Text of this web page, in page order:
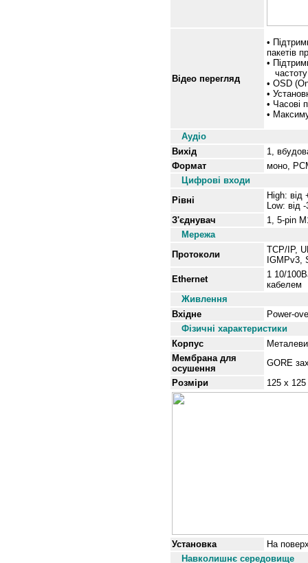
Відео перегляд
•
пакетів
•
частоту
• OSD
•
• Часові
•
Аудіо
Вихід
1,
Формат
моно,
Цифрові входи
Рівні
High:
Low: від
З'єднувач
1, 5-pin
Мережа
Протоколи
TCP/IP,
IGMPv3,
Ethernet
1 10/
кабелем
Живлення
Вхідне
Power-
Фізичні характеристики
Корпус
Мембрана для
осушення
GORE
Розміри
125 x
Установка
На
Навколишнє середовище